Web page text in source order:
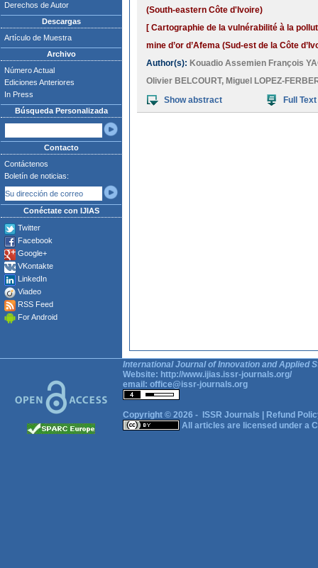
Derechos de Autor
Descargas
Artículo de Muestra
Archivo
Número Actual
Ediciones Anteriores
In Press
Búsqueda Personalizada
Contacto
Contáctenos
Boletín de noticias:
Conéctate con IJIAS
Twitter
Facebook
Google+
VKontakte
LinkedIn
Viadeo
RSS Feed
For Android
(South-eastern Côte d'Ivoire)
[ Cartographie de la vulnérabilité à la
mine d’or d’Afema (Sud-est de la Côte
Author(s): Kouadio Assemien François
Olivier BELCOURT, Miguel LOPEZ-
Show abstract
Full Text
International Journal of Innovation and Applied
Website: http://www.ijias.issr-journals.org/
email: office@issr-journals.org
Copyright © 2026 - ISSR Journals
Refund
All articles are licensed under a